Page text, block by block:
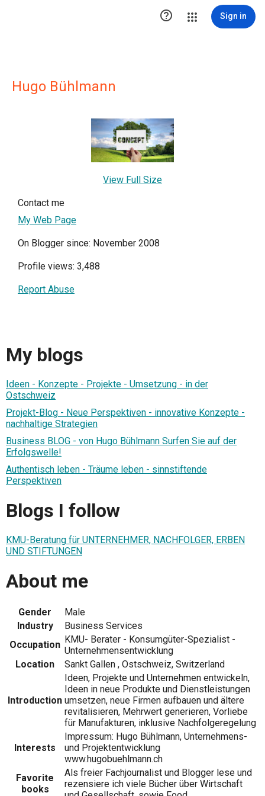
 Sign in
Hugo Bühlmann
View Full Size
Contact me
My Web Page
On Blogger since: November 2008
Profile views: 3,488
Report Abuse
My blogs
Ideen - Konzepte - Projekte - Umsetzung - in der
Ostschweiz
Projekt-Blog - Neue Perspektiven - innovative Konzepte -
nachhaltige Strategien
Business BLOG - von Hugo Bühlmann Surfen Sie auf der
Erfolgswelle!
Authentisch leben - Träume leben - sinnstiftende
Perspektiven
Blogs I follow
KMU-Beratung für UNTERNEHMER, NACHFOLGER, ERBEN
UND STIFTUNGEN
About me
Gender
Male
Industry
Business Services
Occupation KMU- Berater - Konsumgüter-Spezialist -
Unternehmensentwicklung
Location
Sankt Gallen , Ostschweiz, Switzerland
Introduction
Ideen, Projekte und Unternehmen entwickeln,
Ideen in neue Produkte und Dienstleistungen
umsetzen, neue Firmen aufbauen und ältere
revitalisieren, Mehrwert generieren, Vorliebe
für Manufakturen, inklusive Nachfolgeregelung
Interests
Impressum: Hugo Bühlmann, Unternehmens-
und Projektentwicklung
www.hugobuehlmann.ch
Favorite
books
Als freier Fachjournalist und Blogger lese und
rezensiere ich viele Bücher über Wirtschaft